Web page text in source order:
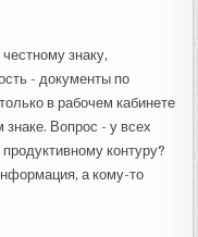
знаку,
- документы по
в рабочем кабинете
знаке. Вопрос - у всех
контуру?
а кому-то